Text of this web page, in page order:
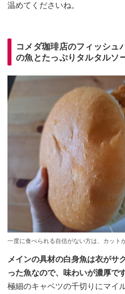
温めてくださいね。
コメダ珈琲店のフィッシュ
の魚とたっぷりタルタルソ
一度に食べられる自信がない方は、カット
メインの具材の白身魚は衣がサ
った魚なので、味わいが濃厚です
極細のキャベツの千切りにマイ